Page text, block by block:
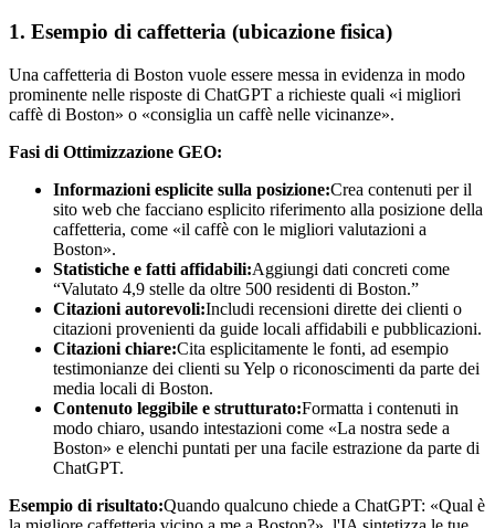
1. Esempio di caffetteria (ubicazione fisica)
Una caffetteria di Boston vuole essere messa in evidenza in modo
prominente nelle risposte di ChatGPT a richieste quali «i migliori
caffè di Boston» o «consiglia un caffè nelle vicinanze».
Fasi di Ottimizzazione GEO:
Informazioni esplicite sulla posizione:Crea contenuti per il
sito web che facciano esplicito riferimento alla posizione della
caffetteria, come «il caffè con le migliori valutazioni a
Boston».
Statistiche e fatti affidabili:Aggiungi dati concreti come
“Valutato 4,9 stelle da oltre 500 residenti di Boston.”
Citazioni autorevoli:Includi recensioni dirette dei clienti o
citazioni provenienti da guide locali affidabili e pubblicazioni.
Citazioni chiare:Cita esplicitamente le fonti, ad esempio
testimonianze dei clienti su Yelp o riconoscimenti da parte dei
media locali di Boston.
Contenuto leggibile e strutturato:Formatta i contenuti in
modo chiaro, usando intestazioni come «La nostra sede a
Boston» e elenchi puntati per una facile estrazione da parte di
ChatGPT.
Esempio di risultato:Quando qualcuno chiede a ChatGPT: «Qual è